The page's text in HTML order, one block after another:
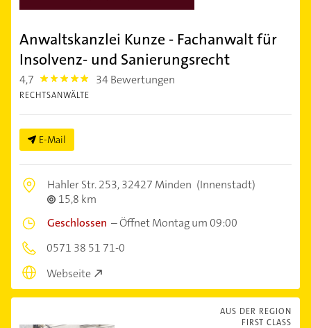
Anwaltskanzlei Kunze - Fachanwalt für
Insolvenz- und Sanierungsrecht
4,7 4.7000003 34 Bewertungen
RECHTSANWÄLTE
E-Mail
Hahler Str. 253,32427 Minden (Innenstadt)
15,8 km
Geschlossen –Öffnet Montag um 09:00
0571 38 51 71-0
Webseite
AUS DER REGION
FIRST CLASS